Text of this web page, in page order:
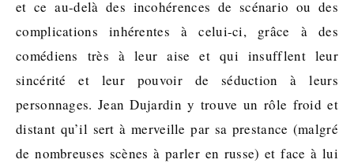
et ce au-delà des incohérences de scénario ou des
complications inhérentes à celui-ci, grâce à des
comédiens très à leur aise et qui insufflent leur
sincérité et leur pouvoir de séduction à leurs
personnages. Jean Dujardin y trouve un rôle froid et
distant qu’il sert à merveille par sa prestance (malgré
de nombreuses scènes à parler en russe) et face à lui